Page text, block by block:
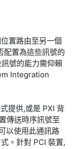
置路由至另一個
配置為這些訊號的
號的能力需仰賴
Integration
提供,或是 PXI 背
傳送時序訊號至
以使用此通訊路
。針對 PCI 裝置,